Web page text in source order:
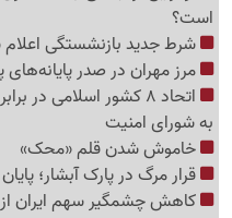
است؟
شرط جدید بازنشستگی اعلام
مرز مهران در صدر پایانه‌های
اتحاد 8 کشور اسلامی
به شورای امنیت
خاموش شدن قلم «محک»
قرار مرگ در پارک آبشار؛
کاهش چشمگیر سهم ایران از